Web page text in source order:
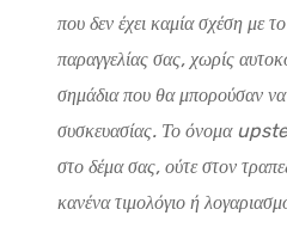
που δεν έχει καμία σχέση με
παραγγελίας σας, χωρίς
σημάδια που θα μπορούσαν
συσκευασίας. Το όνομα
στο δέμα σας, ούτε στον
κανένα τιμολόγιο ή